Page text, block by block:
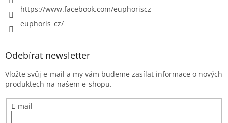
https://www.facebook.com/euphoriscz
euphoris_cz/
Odebírat newsletter
Vložte svůj e-mail a my vám budeme zasílat informace o nových
produktech na našem e-shopu.
E-mail